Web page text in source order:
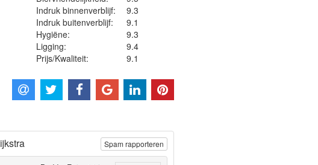
Indruk binnenverblijf:
9.3
Indruk buitenverblijf:
9.1
Hygiëne‎:
9.3
Ligging:
9.4
Prijs/Kwaliteit:
9.1
Spam rapporteren